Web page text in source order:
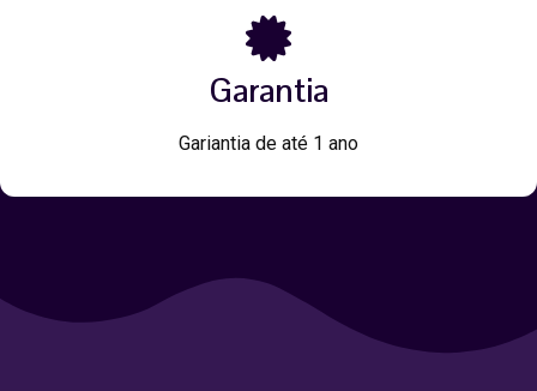
Garantia
Gariantia de até 1 ano